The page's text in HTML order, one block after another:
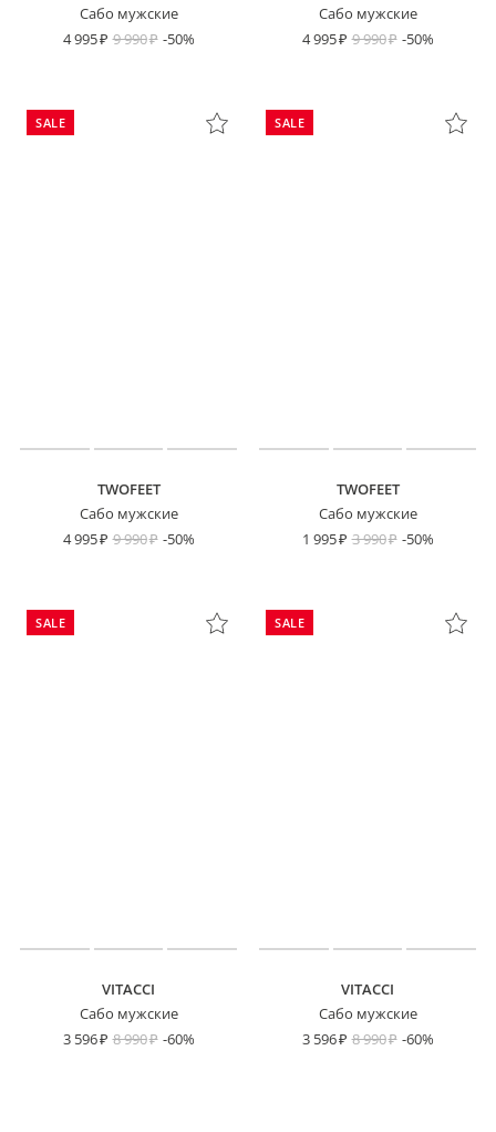
Сабо мужские
4 995
9 990 -50%
Сабо мужские
4 995
9 990 -50%
SALE
TWOFEET
Сабо мужские
4 995
9 990 -50%
SALE
TWOFEET
Сабо мужские
1 995
3 990 -50%
SALE
VITACCI
Сабо мужские
3 596
8 990 -60%
SALE
VITACCI
Сабо мужские
3 596
8 990 -60%